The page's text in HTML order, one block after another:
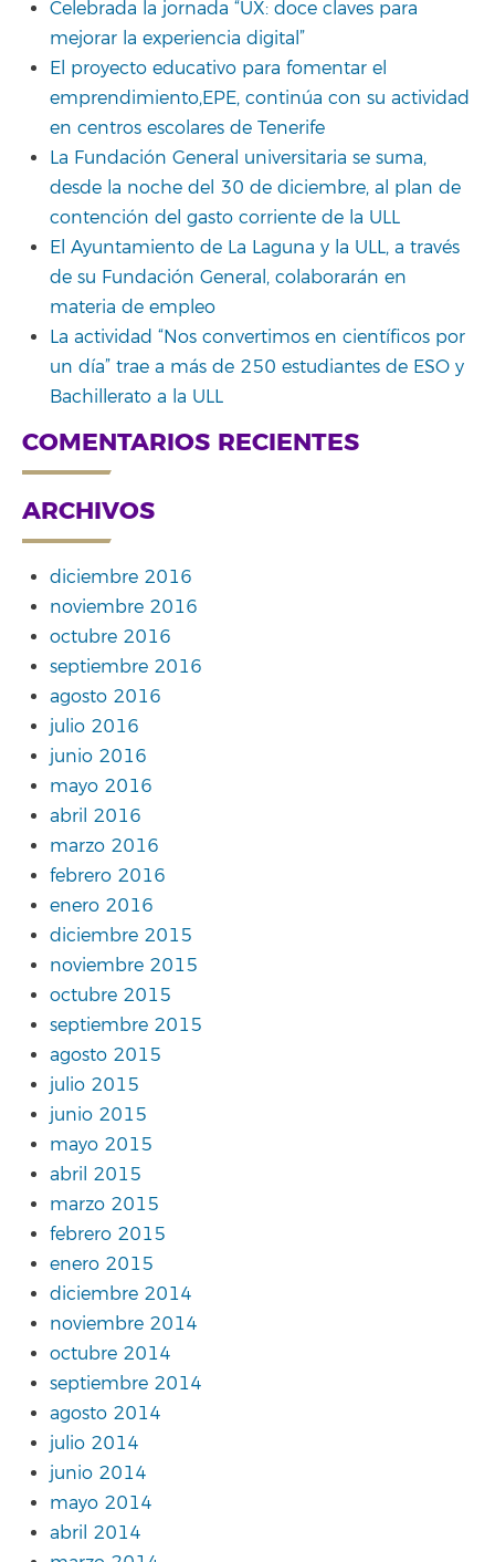
Celebrada la jornada “UX: doce claves para
mejorar la experiencia digital”
El proyecto educativo para fomentar el
emprendimiento,EPE, continúa con su actividad
en centros escolares de Tenerife
La Fundación General universitaria se suma,
desde la noche del 30 de diciembre, al plan de
contención del gasto corriente de la ULL
El Ayuntamiento de La Laguna y la ULL, a través
de su Fundación General, colaborarán en
materia de empleo
La actividad “Nos convertimos en científicos por
un día” trae a más de 250 estudiantes de ESO y
Bachillerato a la ULL
COMENTARIOS RECIENTES
ARCHIVOS
diciembre 2016
noviembre 2016
octubre 2016
septiembre 2016
agosto 2016
julio 2016
junio 2016
mayo 2016
abril 2016
marzo 2016
febrero 2016
enero 2016
diciembre 2015
noviembre 2015
octubre 2015
septiembre 2015
agosto 2015
julio 2015
junio 2015
mayo 2015
abril 2015
marzo 2015
febrero 2015
enero 2015
diciembre 2014
noviembre 2014
octubre 2014
septiembre 2014
agosto 2014
julio 2014
junio 2014
mayo 2014
abril 2014